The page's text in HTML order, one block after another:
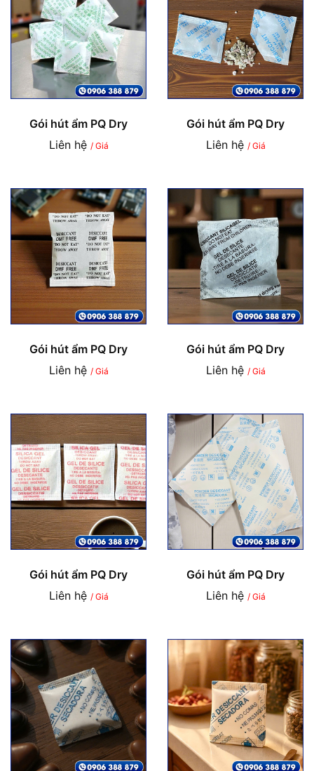
Gói hút ẩm PQ Dry
Liên hệ / Giá
Gói hút ẩm PQ Dry
Liên hệ / Giá
Gói hút ẩm PQ Dry
Liên hệ / Giá
Gói hút ẩm PQ Dry
Liên hệ / Giá
Gói hút ẩm PQ Dry
Liên hệ / Giá
Gói hút ẩm PQ Dry
Liên hệ / Giá